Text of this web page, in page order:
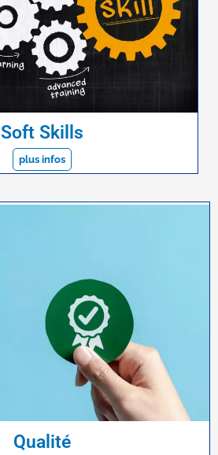
Soft Skills
plus infos
Qualité